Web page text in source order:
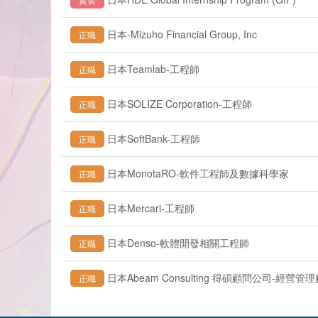
正職 日本-Mizuho Financial Group, Inc
正職 日本Teamlab-工程師
正職 日本SOLIZE Corporation-工程師
正職 日本SoftBank-工程師
正職 日本MonotaRO-軟件工程師及數據科學家
正職 日本Mercari-工程師
正職 日本Denso-軟體開發相關工程師
正職 日本Abeam Consulting 得碩顧問公司-經營管理